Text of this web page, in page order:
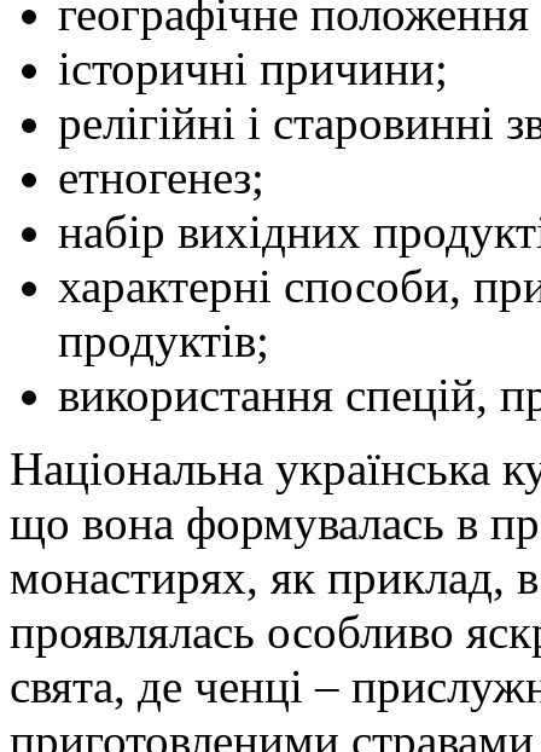
географічне
історичні причини;
релігійні і старовинні
етногенез;
набір вихідних
характерні способи,
продуктів;
використання спецій,
Національна українська
що вона формувалась в
монастирях, як приклад,
проявлялась особливо
свята, де ченці –
приготовленими